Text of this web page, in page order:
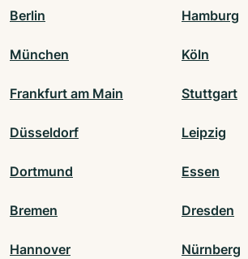
Berlin Hamburg
München Köln
Frankfurt am Main Stuttgart
Düsseldorf Leipzig
Dortmund Essen
Bremen Dresden
Hannover Nürnberg